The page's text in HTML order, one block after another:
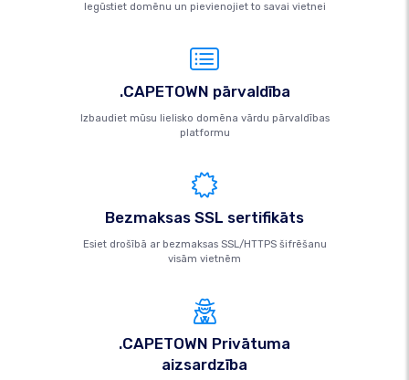
Iegūstiet domēnu un pievienojiet to savai vietnei
.CAPETOWN pārvaldība
Izbaudiet mūsu lielisko domēna vārdu pārvaldības
platformu
Bezmaksas SSL sertifikāts
Esiet drošībā ar bezmaksas SSL/HTTPS šifrēšanu
visām vietnēm
.CAPETOWN Privātuma
aizsardzība